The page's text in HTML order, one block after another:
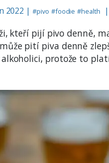
2022 |#pivo #foodie #health |
kteří pijí pivo denně,
pití piva denně
protože to